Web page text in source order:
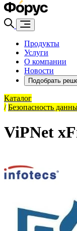
Продукты
Услуги
О компании
Новости
Подобрать
Каталог
/ Безопасность
ViPNet